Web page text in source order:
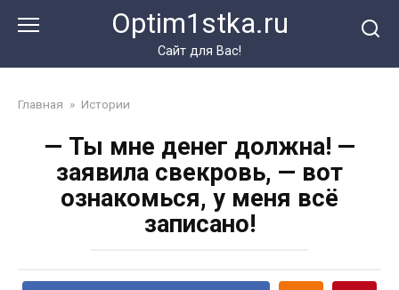
Optim1stka.ru
Сайт для Вас!
Главная » Истории
— Ты мне денег должна! —
заявила свекровь, — вот
ознакомься, у меня всё
записано!